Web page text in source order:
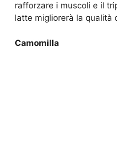
rafforzare i muscoli e il
latte migliorerà la qualità
Camomilla